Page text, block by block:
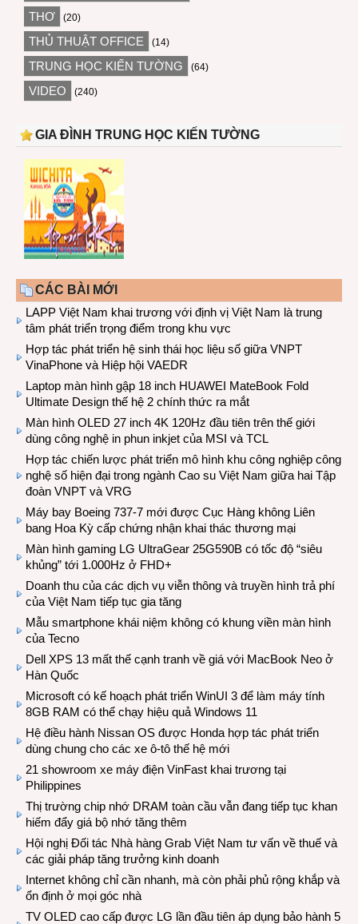
THƠ (20)
THỦ THUẬT OFFICE (14)
TRUNG HỌC KIẾN TƯỜNG (64)
VIDEO (240)
GIA ĐÌNH TRUNG HỌC KIẾN TƯỜNG
CÁC BÀI MỚI
LAPP Việt Nam khai trương với định vị Việt Nam là trung
tâm phát triển trọng điểm trong khu vực
Hợp tác phát triển hệ sinh thái học liệu số giữa VNPT
VinaPhone và Hiệp hội VAEDR
Laptop màn hình gập 18 inch HUAWEI MateBook Fold
Ultimate Design thế hệ 2 chính thức ra mắt
Màn hình OLED 27 inch 4K 120Hz đầu tiên trên thế giới
dùng công nghệ in phun inkjet của MSI và TCL
Hợp tác chiến lược phát triển mô hình khu công nghiệp công
nghệ số hiện đại trong ngành Cao su Việt Nam giữa hai Tập
đoàn VNPT và VRG
Máy bay Boeing 737-7 mới được Cục Hàng không Liên
bang Hoa Kỳ cấp chứng nhận khai thác thương mại
Màn hình gaming LG UltraGear 25G590B có tốc độ “siêu
khủng” tới 1.000Hz ở FHD+
Doanh thu của các dịch vụ viễn thông và truyền hình trả phí
của Việt Nam tiếp tục gia tăng
Mẫu smartphone khái niệm không có khung viền màn hình
của Tecno
Dell XPS 13 mất thế cạnh tranh về giá với MacBook Neo ở
Hàn Quốc
Microsoft có kế hoạch phát triển WinUI 3 để làm máy tính
8GB RAM có thể chạy hiệu quả Windows 11
Hệ điều hành Nissan OS được Honda hợp tác phát triển
dùng chung cho các xe ô-tô thế hệ mới
21 showroom xe máy điện VinFast khai trương tại
Philippines
Thị trường chip nhớ DRAM toàn cầu vẫn đang tiếp tục khan
hiếm đẩy giá bộ nhớ tăng thêm
Hội nghị Đối tác Nhà hàng Grab Việt Nam tư vấn về thuế và
các giải pháp tăng trưởng kinh doanh
Internet không chỉ cần nhanh, mà còn phải phủ rộng khắp và
ổn định ở mọi góc nhà
TV OLED cao cấp được LG lần đầu tiên áp dụng bảo hành 5